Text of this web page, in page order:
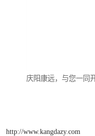
庆阳康远，与您一同
http://www.kangdazy.com